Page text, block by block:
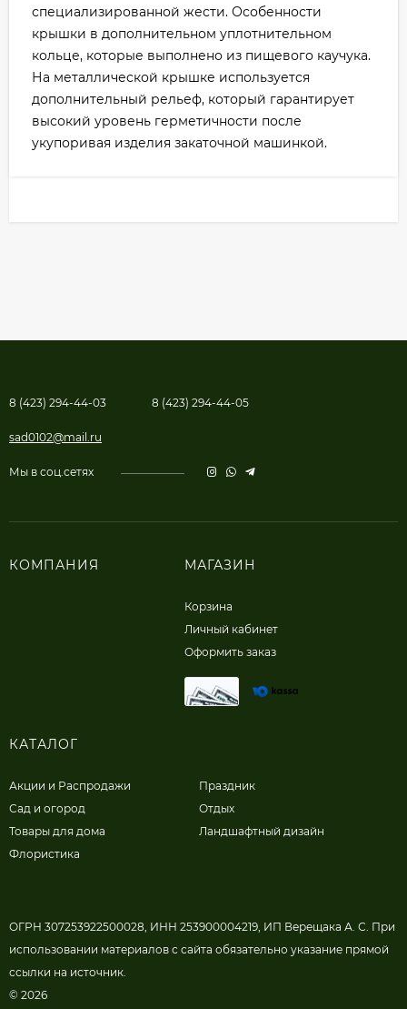
специализированной жести. Особенности
крышки в дополнительном уплотнительном
кольце, которые выполнено из пищевого каучука.
На металлической крышке используется
дополнительный рельеф, который гарантирует
высокий уровень герметичности после
укупоривая изделия закаточной машинкой.
8 (423) 294-44-03 8 (423) 294-44-05
sad0102@mail.ru
Мы в соц.сетях
КОМПАНИЯ МАГАЗИН
Корзина
Личный кабинет
Оформить заказ
КАТАЛОГ
Акции и Распродажи
Сад и огород
Товары для дома
Флористика
Праздник
Отдых
Ландшафтный дизайн
ОГРН 307253922500028, ИНН 253900004219, ИП Верещака А. С. При
использовании материалов с сайта обязательно указание прямой
ссылки на источник.
© 2026